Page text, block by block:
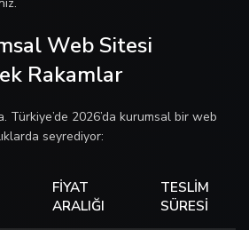
Web Sitesi
Rakamlar
Türkiye’de 2026’da kurumsal bir web
seyrediyor:
FIYAT
ARALIĞI
TESLIM
SÜRESI